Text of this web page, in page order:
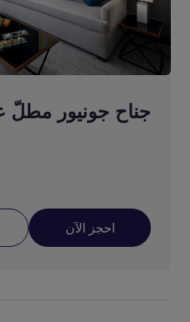
جناح جونيور مطلّ
احجز الآن